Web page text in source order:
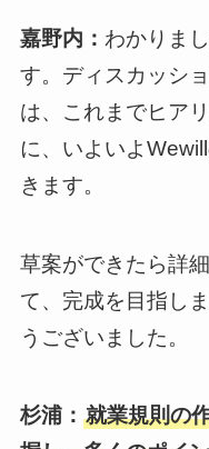
嘉野内： わかりま
す。ディスカッシ
は、これまでヒア
に、いよいよ
きます。
草案ができたら詳
て、完成を目指し
うございました。
杉浦： 就業規則の